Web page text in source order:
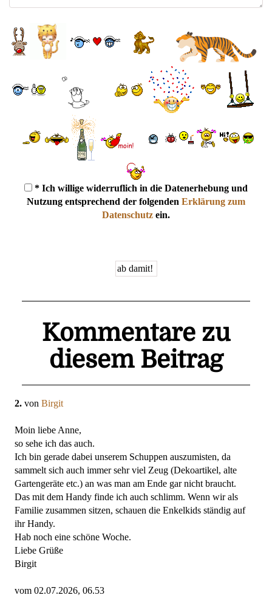
* Ich willige widerruflich in die Datenerhebung und
Nutzung entsprechend der folgenden Erklärung zum
Datenschutz ein.
Kommentare zu
diesem Beitrag
2. von Birgit
Moin liebe Anne,
so sehe ich das auch.
Ich bin gerade dabei unserem Schuppen auszumisten, da
sammelt sich auch immer sehr viel Zeug (Dekoartikel, alte
Gartengeräte etc.) an was man am Ende gar nicht braucht.
Das mit dem Handy finde ich auch schlimm. Wenn wir als
Familie zusammen sitzen, schauen die Enkelkids ständig auf
ihr Handy.
Hab noch eine schöne Woche.
Liebe Grüße
Birgit
vom 02.07.2026, 06.53